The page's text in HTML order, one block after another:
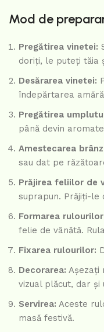
Mod de
Pregătirea vinetei:
doriți, le puteți tăia
Desărarea vinetei:
îndepărtarea
Pregătirea
până devin
Amestecarea
sau dat pe
Prăjirea feliilor de
suprapun. Prăjiți-le
Formarea
felie de vânătă.
Fixarea rulourilor:
Decorarea: Așezați
vizual plăcut, dar
Servirea: Aceste
masă festivă.